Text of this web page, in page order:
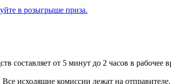
в розыгрыше приза.
составляет от 5 минут до 2 часов в
исходящие комиссии лежат на отправителе.